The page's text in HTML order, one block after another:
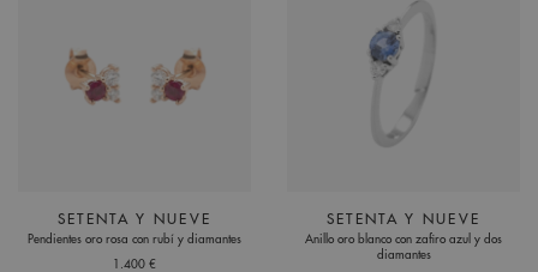
SETENTA Y NUEVE
Pendientes oro rosa con rubí y diamantes
1.400 €
SETENTA Y NUEVE
Anillo oro blanco con zafiro azul y dos
diamantes